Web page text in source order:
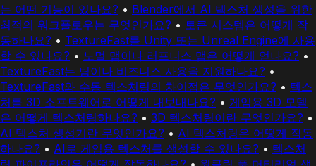
는 어떤 기능이 있나요? • Blender에서 AI 텍스처 생성을 위한
최적의 워크플로우는 무엇인가요? • 토큰 시스템은 어떻게 작
동하나요? • TextureFast를 Unity 또는 Unreal Engine에 사용
할 수 있나요? • 노멀 맵이나 러프니스 맵은 어떻게 얻나요? •
TextureFast는 팀이나 비즈니스 사용을 지원하나요? •
TextureFast와 수동 텍스처링의 차이점은 무엇인가요? • 텍스
처를 3D 소프트웨어로 어떻게 내보내나요? • 게임용 3D 모델
은 어떻게 텍스처링하나요? • 3D 텍스처링이란 무엇인가요? •
AI 텍스처 생성기란 무엇인가요? • AI 텍스처링은 어떻게 작동
하나요? • AI로 게임용 텍스처를 생성할 수 있나요? • 텍스처